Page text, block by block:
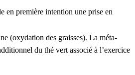
en première intention une prise en
(oxydation des graisses). La méta-
du thé vert associé à l’exercice